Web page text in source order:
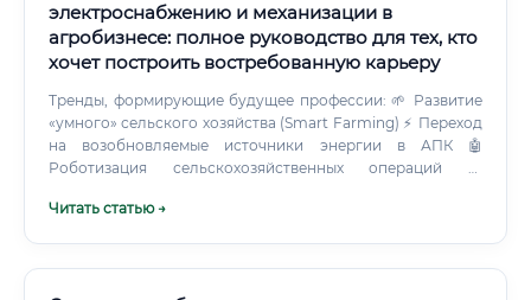
электроснабжению и механизации в
агробизнесе: полное руководство для тех, кто
хочет построить востребованную карьеру
Тренды, формирующие будущее профессии: 🌱 Развитие
«умного» сельского хозяйства (Smart Farming) ⚡ Переход
на возобновляемые источники энергии в АПК 🤖
Роботизация сельскохозяйственных операций 📡
экспортного потенциала российского агросектора Через
Читать статью →